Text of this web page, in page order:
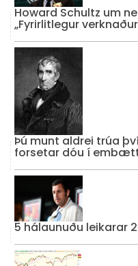
Howard Schultz um
„Fyrirlitlegur
Þú munt aldrei trúa
forsetar dóu í
5 hálaunuðu leikarar